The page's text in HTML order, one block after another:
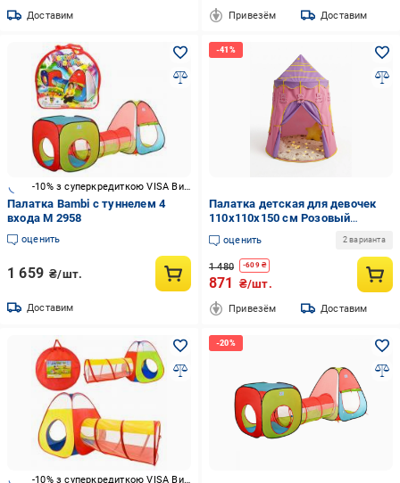
Доставим Привезём Доставим
-10% з суперкредиткою VISA Вигода
Палатка Bambi с туннелем 4
входа M 2958
оценить
1 659 ₴/шт.
Доставим
Палатка детская для девочек
110х110х150 см Розовый
(2575404945)
оценить 2 варианта
1 480 -609₴
871 ₴/шт.
Привезём Доставим
-10% з суперкредиткою VISA Вигода